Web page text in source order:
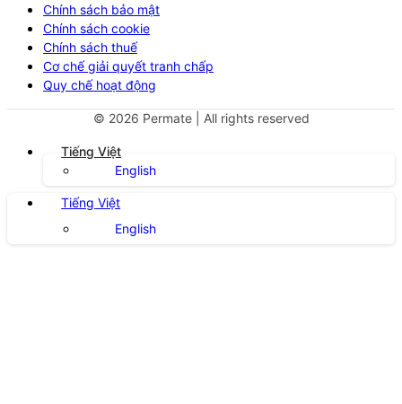
Chính sách bảo mật
Chính sách cookie
Chính sách thuế
Cơ chế giải quyết tranh chấp
Quy chế hoạt động
© 2026 Permate | All rights reserved
Tiếng Việt
English
Tiếng Việt
English